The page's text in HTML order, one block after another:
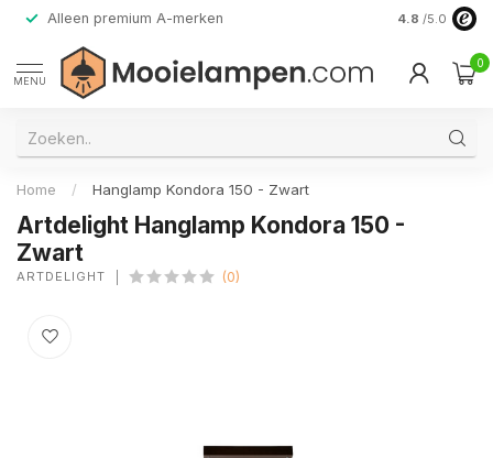
Alleen premium A-merken 4.8 /5.0
MENU
0
Home / Hanglamp Kondora 150 - Zwart
Artdelight Hanglamp Kondora 150 -
Zwart
ARTDELIGHT (0)